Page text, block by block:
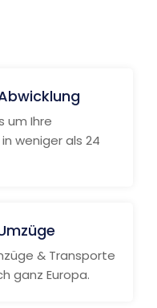
um Ihre
weniger als 24
& Transporte
ganz Europa.